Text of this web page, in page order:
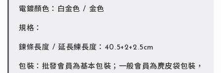
電鍍顏色：白金色 / 金色
規格：
鍊條長度 / 延長練長度：40.5+2+2.5cm
包裝：批發會員為基本包裝；一般會員為麂皮袋包裝，